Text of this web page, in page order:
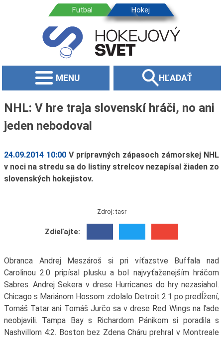
MENU HĽADAŤ
NHL: V hre traja slovenskí hráči, no ani
jeden nebodoval
24.09.2014 10:00 V prípravných zápasoch zámorskej NHL
v noci na stredu sa do listiny strelcov nezapísal žiaden zo
slovenských hokejistov.
Zdroj: tasr
Zdieľajte:
Obranca Andrej Meszároš si pri víťazstve Buffala nad
Carolinou 2:0 pripísal plusku a bol najvyťaženejším hráčom
Sabres. Andrej Sekera v drese Hurricanes do hry nezasiahol.
Chicago s Mariánom Hossom zdolalo Detroit 2:1 po predĺžení,
Tomáš Tatar ani Tomáš Jurčo sa v drese Red Wings na ľade
neobjavili. Tampa Bay s Richardom Pánikom si poradila s
Nashvillom 4:2. Boston bez Zdena Cháru prehral v Montreale